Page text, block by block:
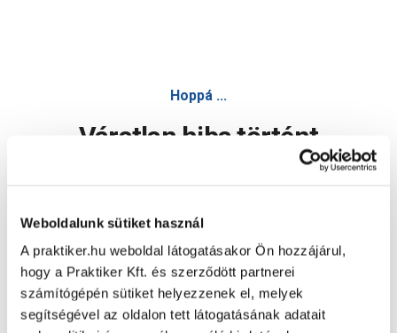
Weboldalunk sütiket használ
A praktiker.hu weboldal látogatásakor Ön hozzájárul,
hogy a Praktiker Kft. és szerződött partnerei
számítógépén sütiket helyezzenek el, melyek
segítségével az oldalon tett látogatásának adatait
Hoppá ...
Váratlan hiba történt
Oldal újratöltése